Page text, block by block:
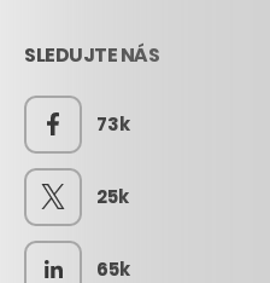
SLEDUJTE NÁS
73k
25k
65k